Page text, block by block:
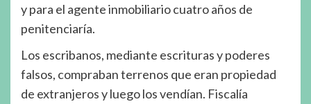
y para el agente inmobiliario cuatro años de
penitenciaría.
Los escribanos, mediante escrituras y poderes
falsos, compraban terrenos que eran propiedad
de extranjeros y luego los vendían. Fiscalía